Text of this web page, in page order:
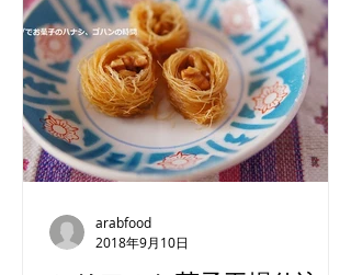
シリアの出入国の記録
2025
arabfood
2018年9月10日